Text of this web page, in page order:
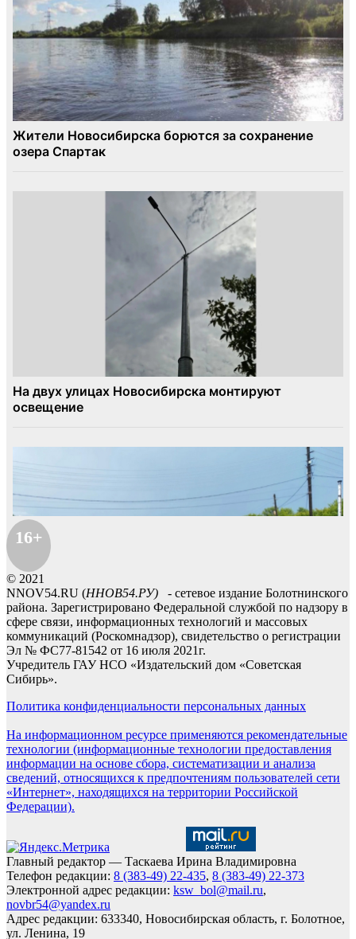
16+
© 2021
NNOV54.RU (ННОВ54.РУ) - сетевое издание Болотнинского
района. Зарегистрировано Федеральной службой по надзору в
сфере связи, информационных технологий и массовых
коммуникаций (Роскомнадзор), свидетельство о регистрации
Эл № ФС77-81542 от 16 июля 2021г.
Учредитель ГАУ НСО «Издательский дом «Советская
Сибирь».
Политика конфиденциальности персональных данных
На информационном ресурсе применяются рекомендательные
технологии (информационные технологии предоставления
информации на основе сбора, систематизации и анализа
сведений, относящихся к предпочтениям пользователей сети
«Интернет», находящихся на территории Российской
Федерации).
Главный редактор — Таскаева Ирина Владимировна
Телефон редакции: 8 (383-49) 22-435, 8 (383-49) 22-373
Электронной адрес редакции: ksw_bol@mail.ru,
novbr54@yandex.ru
Адрес редакции: 633340, Новосибирская область, г. Болотное,
ул. Ленина, 19